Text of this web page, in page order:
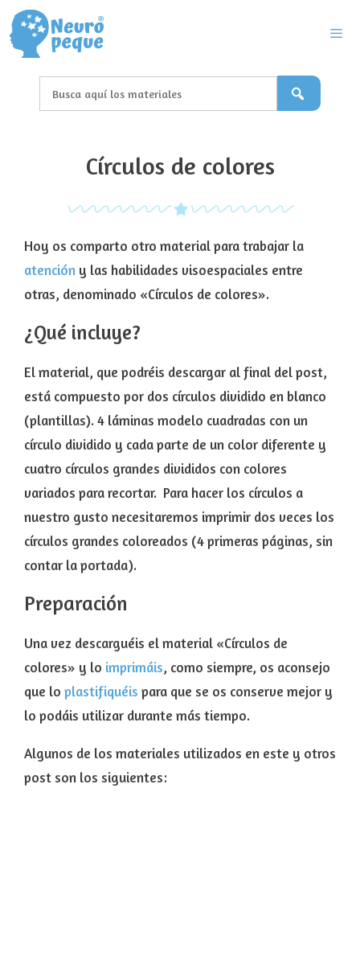
Saltar
al
contenido
Círculos de colores
Hoy os comparto otro material para trabajar la
atención y las habilidades visoespaciales entre
otras, denominado «Círculos de colores».
¿Qué incluye?
El material, que podréis descargar al final del post,
está compuesto por dos círculos dividido en blanco
(plantillas). 4 láminas modelo cuadradas con un
círculo dividido y cada parte de un color diferente y
cuatro círculos grandes divididos con colores
variados para recortar. Para hacer los círculos a
nuestro gusto necesitaremos imprimir dos veces los
círculos grandes coloreados (4 primeras páginas, sin
contar la portada).
Preparación
Una vez descarguéis el material «Círculos de
colores» y lo imprimáis, como siempre, os aconsejo
que lo plastifiquéis para que se os conserve mejor y
lo podáis utilizar durante más tiempo.
Algunos de los materiales utilizados en este y otros
post son los siguientes: